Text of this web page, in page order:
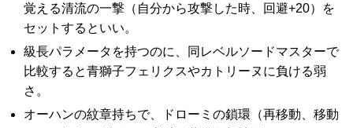
覚える清流の一撃（自分から攻撃した時、回避+20）を
セットするといい。
級長パラメータを持つのに、同レベルソードマスターで
比較すると青獅子フェリクスやカトリーヌに負ける弱
さ。
オーハンの紋章持ちで、ドローミの鎖環（再移動、移動